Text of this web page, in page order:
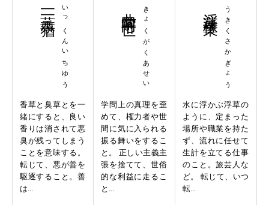
いっくんいちゆう
一薫一蕕
香草と臭草とを一
緒にすると、良い
香りは消されて悪
臭が残ってしまう
ことを意味する。
転じて、悪が善を
駆逐すること。善
は...
きょくがくあせい
学問上の真理を歪
めて、権力者や世
間に気に入られる
振る舞いをするこ
と。 正しい主義主
張を捨てて、世俗
的な利益に走るこ
と...
うきくさかぎょう
水に浮かぶ浮草の
ように、定まった
場所や職業を持た
ず、流れに任せて
生計を立てる仕事
のこと。旅芸人な
ど。 転じて、いつ
転...